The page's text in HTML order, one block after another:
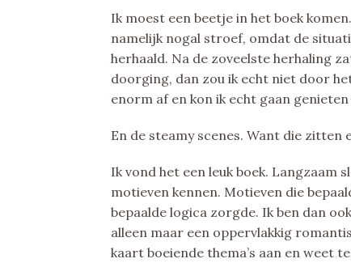
Ik moest een beetje in het boek komen.
namelijk nogal stroef, omdat de
herhaald. Na de zoveelste herhaling
doorging, dan zou ik echt niet door
enorm af en kon ik echt gaan
En de steamy scenes. Want die zitten
Ik vond het een leuk boek. Langzaam
motieven kennen. Motieven die
bepaalde logica zorgde. Ik ben dan
alleen maar een oppervlakkig
kaart boeiende thema’s aan en weet